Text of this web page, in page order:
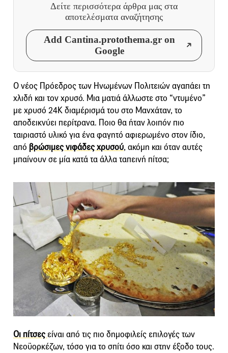
Δείτε περισσότερα άρθρα μας στα
αποτελέσματα αναζήτησης
Add Cantina.protothema.gr on
Google
Ο νέος Πρόεδρος των Ηνωμένων Πολιτειών αγαπάει τη
χλιδή και τον χρυσό. Μια ματιά άλλωστε στο “ντυμένο”
με χρυσό 24Κ διαμέρισμά του στο Μανχάταν, το
αποδεικνύει περίτρανα. Ποιο θα ήταν λοιπόν πιο
ταιριαστό υλικό για ένα φαγητό αφιερωμένο στον ίδιο,
από βρώσιμες νιφάδες χρυσού, ακόμη και όταν αυτές
μπαίνουν σε μία κατά τα άλλα ταπεινή πίτσα;
Οι πίτσες είναι από τις πιο δημοφιλείς επιλογές των
Νεοϋορκέζων, τόσο για το σπίτι όσο και στην έξοδο τους.